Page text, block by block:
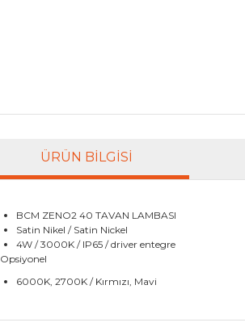
ÜRÜN BILGISI
BCM ZENO2 40 TAVAN LAMBASI
Satin Nikel / Satin Nickel
4W / 3000K / IP65 / driver entegre
Opsiyonel
6000K, 2700K / Kırmızı, Mavi
Bu ürünün fiyat bilgisi, resim, ürün